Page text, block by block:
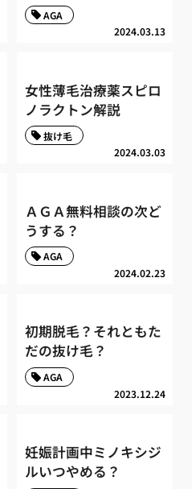
2024.03.13
AGA
女性薄毛治療薬スピロ
ノラクトン解説
2024.03.03
抜け毛
ＡＧＡ無料相談の次ど
うする？
2024.02.23
AGA
初期脱毛？それともた
だの抜け毛？
2023.12.24
AGA
妊娠計画中ミノキシジ
ルいつやめる？